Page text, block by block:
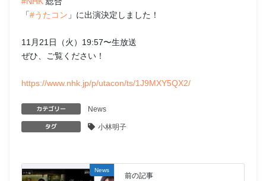
「#うたコン 」に出演決定しました！
11月21日（火）19:57〜生放送
ぜひ、ご覧ください！
https://www.nhk.jp/p/utacon/ts/1J9MXY5QX2/
カテゴリー News
タグ 小林明子
News
前の記事